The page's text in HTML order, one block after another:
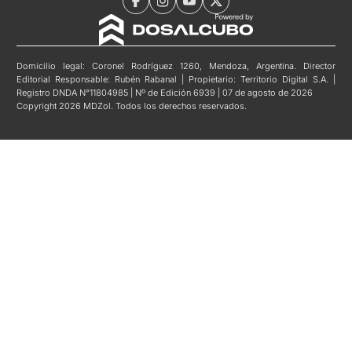
Domicilio legal: Coronel Rodríguez 1260, Mendoza, Argentina. Director
Editorial Responsable: Rubén Rabanal | Propietario: Territorio Digital S.A. |
Registro DNDA N°11804985 | Nº de Edición 6939 | 07 de agosto de 2026
Copyright 2026 MDZol. Todos los derechos reservados.